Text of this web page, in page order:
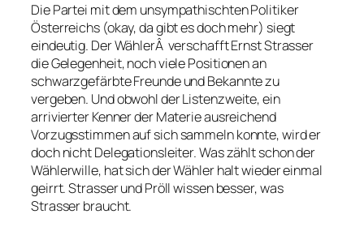
Die Partei mit dem unsympathischten Politiker
Österreichs (okay, da gibt es doch mehr) siegt
eindeutig. Der WählerÂ verschafft Ernst Strasser
die Gelegenheit, noch viele Positionen an
schwarzgefärbte Freunde und Bekannte zu
vergeben. Und obwohl der Listenzweite, ein
arrivierter Kenner der Materie ausreichend
Vorzugsstimmen auf sich sammeln konnte, wird er
doch nicht Delegationsleiter. Was zählt schon der
Wählerwille, hat sich der Wähler halt wieder einmal
geirrt. Strasser und Pröll wissen besser, was
Strasser braucht.